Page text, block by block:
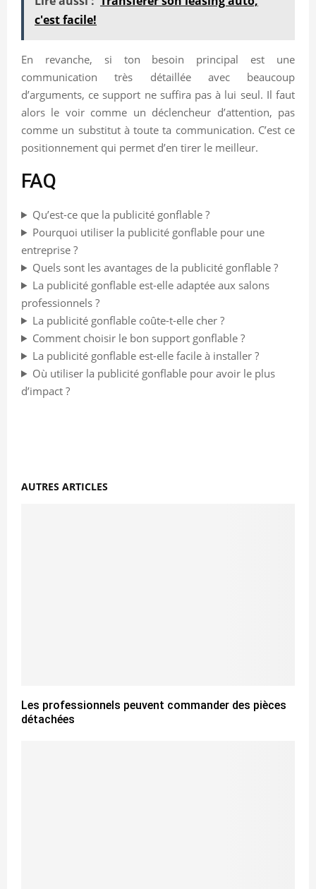
c'est facile!
En revanche, si ton besoin principal est une
communication très détaillée avec beaucoup
d’arguments, ce support ne suffira pas à lui seul. Il faut
alors le voir comme un déclencheur d’attention, pas
comme un substitut à toute ta communication. C’est ce
positionnement qui permet d’en tirer le meilleur.
FAQ
Qu’est-ce que la publicité gonflable ?
Pourquoi utiliser la publicité gonflable pour une
entreprise ?
Quels sont les avantages de la publicité gonflable ?
La publicité gonflable est-elle adaptée aux salons
professionnels ?
La publicité gonflable coûte-t-elle cher ?
Comment choisir le bon support gonflable ?
La publicité gonflable est-elle facile à installer ?
Où utiliser la publicité gonflable pour avoir le plus
d’impact ?
AUTRES ARTICLES
Les professionnels peuvent commander des pièces
détachées